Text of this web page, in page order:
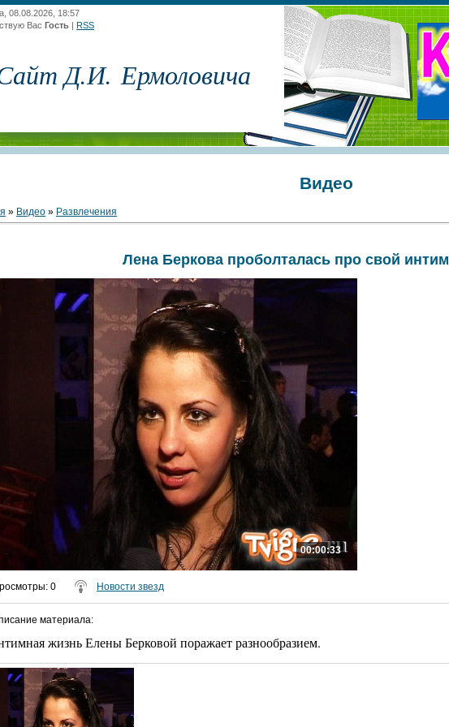
08.08.2026, 18:57
Вас Гость | RSS
Д.И. Ермоловича
Видео
» Видео » Развлечения
Лена Беркова проболталась про свой интим
00:00:33
: 0 Новости звезд
материала:
жизнь Елены Берковой поражает разнообразием.